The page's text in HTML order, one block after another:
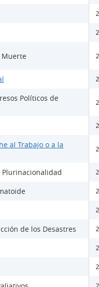
Muerte
Políticos de
al Trabajo o a la
de los Desastres